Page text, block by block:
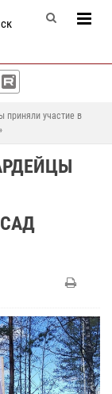
приняли участие в